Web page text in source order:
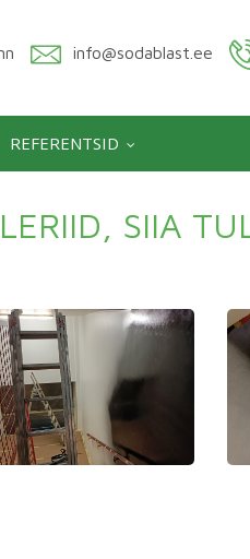
info@sodablast.ee
REFERENTSID
SIIA